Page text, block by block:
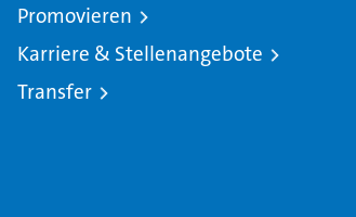
Promovieren
Karriere & Stellenangebote
Transfer